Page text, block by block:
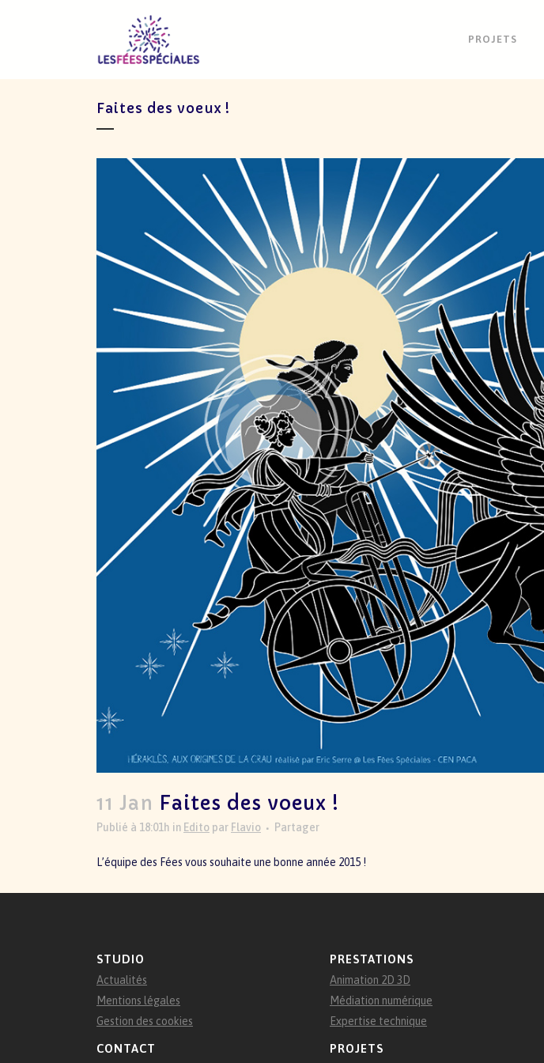
PROJETS
Faites des voeux !
11 Jan Faites des voeux !
Publié à 18:01h in Edito par Flavio Partager
L’équipe des Fées vous souhaite une bonne année 2015 !
STUDIO
Actualités
Mentions légales
Gestion des cookies
CONTACT
PRESTATIONS
Animation 2D 3D
Médiation numérique
Expertise technique
PROJETS